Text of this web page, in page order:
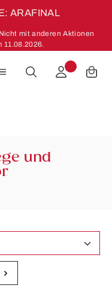
ARAFINAL
mit anderen Aktionen
11.08.2026.
und